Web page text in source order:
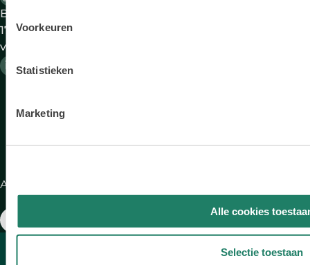
Voorkeuren
Statistieken
Marketing
Alle cookies
Selectie toestaan
Bereikbaar op werkdagen 08:00-
17:30 uur DutchLease is onderdeel
van VWPFS
Aangesloten bij:
* Aan de berekening kunnen geen rechten ontleend
worden. Full Operational Lease wordt verstrekt door